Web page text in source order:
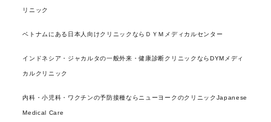
リニック
ベトナムにある日本人向けクリニックならＤＹＭメディカルセンター
インドネシア・ジャカルタの一般外来・健康診断クリニックならDYMメディ
カルクリニック
内科・小児科・ワクチンの予防接種ならニューヨークのクリニックJapanese
Medical Care